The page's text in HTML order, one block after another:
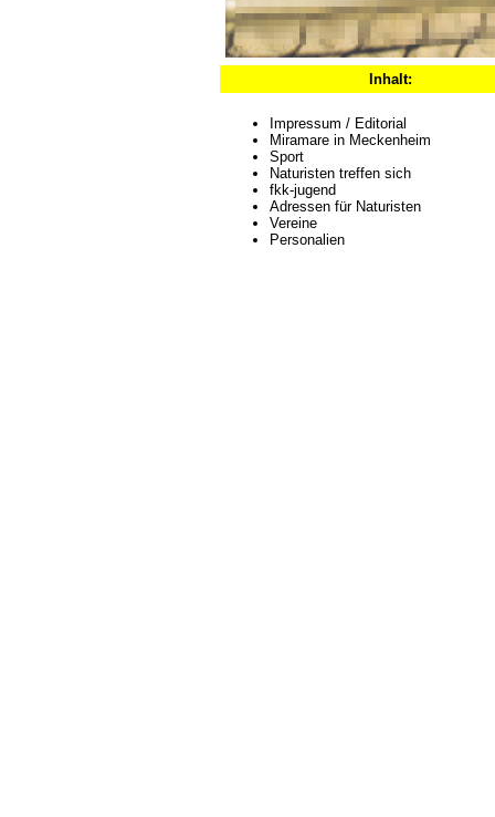
Inhalt:
Impressum / Editorial
Miramare in Meckenheim
Sport
Naturisten treffen sich
fkk-jugend
Adressen für Naturisten
Vereine
Personalien